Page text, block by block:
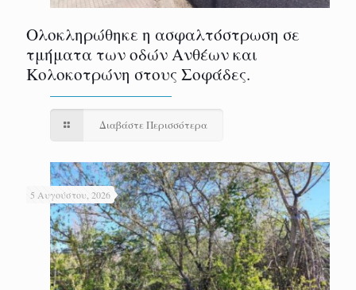
Ολοκληρώθηκε η ασφαλτόστρωση σε
τμήματα των οδών Ανθέων και
Κολοκοτρώνη στους Σοφάδες.
Διαβάστε Περισσότερα
5 Αυγούστου, 2026